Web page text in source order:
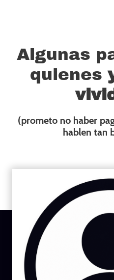
Algunas
quienes
(prometo no haber
hablen tan